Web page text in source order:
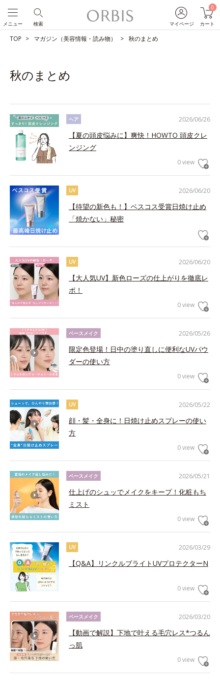
マイページ
0
カート
検索
メニュー
TOP マガジン（美容情報・読み物） 秋のまとめ
秋のまとめ
2026/06/26
ヘア
【夏の頭皮悩みに】爽快！HOWTO 頭皮クレ
ンジング
0 view
2026/06/20
UV
【待望の新色も！】ベスコス受賞日焼け止め
「焼かない」秘密
2026/06/20
UV
【大人気UV】新色ローズの仕上がりを徹底レ
ポ！
0 view
2026/05/26
ベースメイク
限定色登場！日中の塗り直しに便利なUVパウ
ダーの使い方
0 view
2026/05/22
UV
顔・髪・全身に！日焼け止めスプレーの使い
方
0 view
2026/05/21
ベースメイク
仕上げのシュッでメイクをキープ！化粧もち
ミスト
0 view
2026/03/29
UV
【Q&A】リンクルブライトUVプロテクターN
0 view
2026/03/20
ベースメイク
【動画で解説】下地で叶える毛穴レス*つるん
っ肌
0 view